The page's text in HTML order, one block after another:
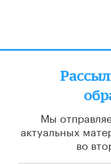
Мы
актуальных
во